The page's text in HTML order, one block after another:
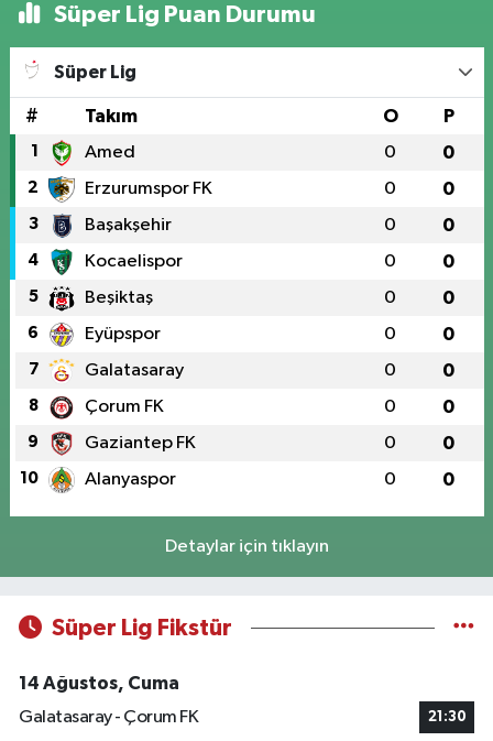
Süper Lig Puan Durumu
Süper Lig
# Takım O P
1 Amed 0 0
2 Erzurumspor FK 0 0
3 Başakşehir 0 0
4 Kocaelispor 0 0
5 Beşiktaş 0 0
6 Eyüpspor 0 0
7 Galatasaray 0 0
8 Çorum FK 0 0
9 Gaziantep FK 0 0
10 Alanyaspor 0 0
Detaylar için tıklayın
Süper Lig Fikstür
14 Ağustos, Cuma
Galatasaray - Çorum FK
21:30